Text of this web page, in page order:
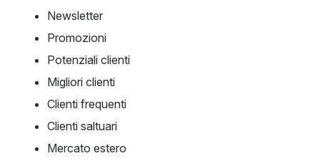
Newsletter
Promozioni
Potenziali clienti
Migliori clienti
Clienti frequenti
Clienti saltuari
Mercato estero